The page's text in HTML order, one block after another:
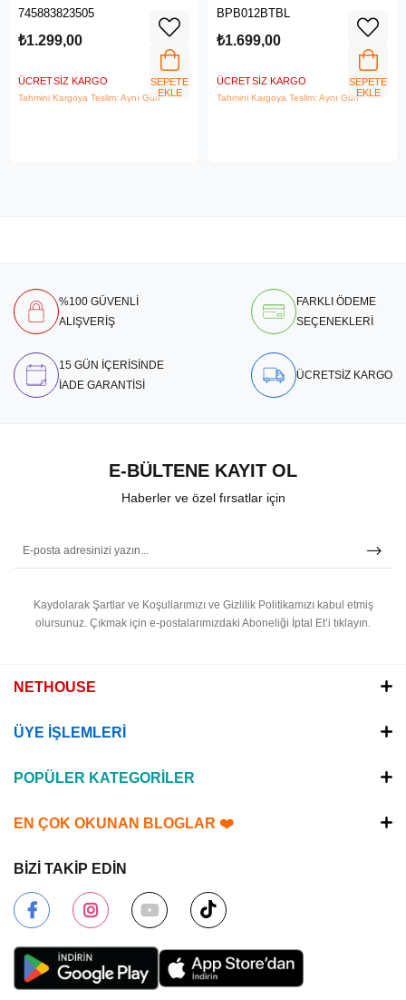
Pembe
745883823505
₺1.299,00
ÜCRETSIZ KARGO
Tahmini Kargoya Teslim: Aynı Gün
SEPETE
EKLE
BPB012BTBL
₺1.699,00
ÜCRETSIZ KARGO
Tahmini Kargoya Teslim: Aynı Gün
SEPETE
EKLE
%100 GÜVENLİ
ALIŞVERİŞ
FARKLI ÖDEME
SEÇENEKLERİ
15 GÜN İÇERİSİNDE
İADE GARANTİSİ
ÜCRETSİZ KARGO
E-BÜLTENE KAYIT OL
Haberler ve özel fırsatlar için
Kaydolarak Şartlar ve Koşullarımızı ve Gizlilik Politikamızı kabul etmiş
olursunuz. Çıkmak için e-postalarımızdaki Aboneliği İptal Et’i tıklayın.
NETHOUSE
ÜYE İŞLEMLERİ
POPÜLER KATEGORİLER
EN ÇOK OKUNAN BLOGLAR ❤️
BİZİ TAKİP EDİN